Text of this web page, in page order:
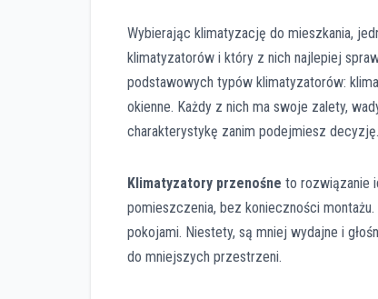
Wybierając klimatyzację do mieszkania,
klimatyzatorów i który z nich najlepiej
podstawowych typów klimatyzatorów:
okienne. Każdy z nich ma swoje zalety,
charakterystykę zanim podejmiesz decyzję.
Klimatyzatory przenośne to rozwiązanie
pomieszczenia, bez konieczności
pokojami. Niestety, są mniej wydajne i
do mniejszych przestrzeni.